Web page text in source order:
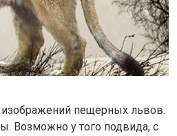
изображений пещерных львов.
Возможно у того подвида, с